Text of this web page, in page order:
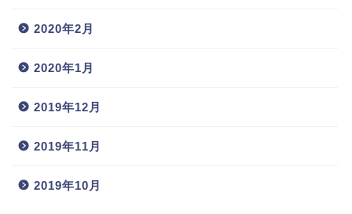
2020年2月
2020年1月
2019年12月
2019年11月
2019年10月